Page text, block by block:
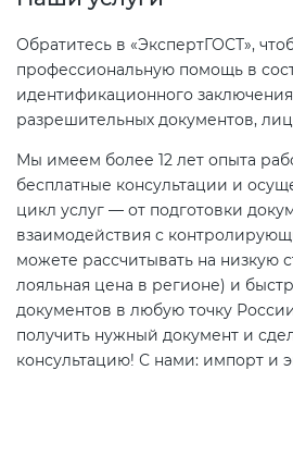
Обратитесь в «ЭкспертГОСТ»,
профессиональную помощь в
идентификационного
разрешительных документов,
Мы имеем более 12 лет опыта
бесплатные консультации и
цикл услуг — от подготовки
взаимодействия с
можете рассчитывать на низкую
лояльная цена в регионе) и
документов в любую точку
получить нужный документ и
консультацию! С нами: импорт и